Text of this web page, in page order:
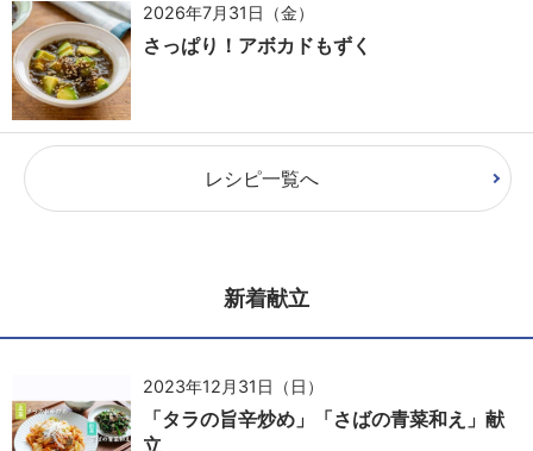
2026年7月31日（金）
さっぱり！アボカドもずく
レシピ一覧へ
新着献立
2023年12月31日（日）
「タラの旨辛炒め」「さばの青菜和え」献
立